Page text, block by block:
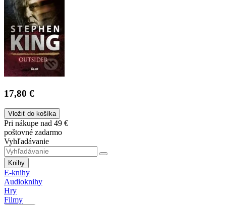
17,80 €
Vložiť do košíka
Pri nákupe nad 49 €
poštovné zadarmo
Vyhľadávanie
Knihy
E-knihy
Audioknihy
Hry
Filmy